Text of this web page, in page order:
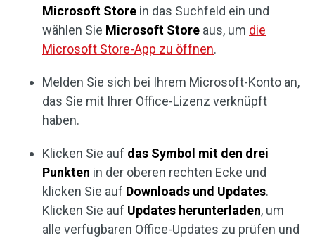
Microsoft Store in das Suchfeld ein und
wählen Sie Microsoft Store aus, um die
Microsoft Store-App zu öffnen.
Melden Sie sich bei Ihrem Microsoft-Konto an,
das Sie mit Ihrer Office-Lizenz verknüpft
haben.
Klicken Sie auf das Symbol mit den drei
Punkten in der oberen rechten Ecke und
klicken Sie auf Downloads und Updates.
Klicken Sie auf Updates herunterladen, um
alle verfügbaren Office-Updates zu prüfen und